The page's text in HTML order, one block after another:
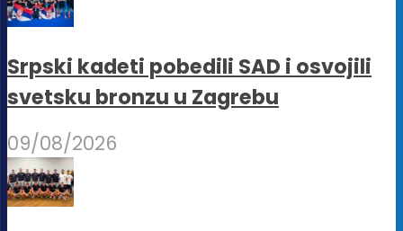
Srpski kadeti pobedili SAD i osvojili
svetsku bronzu u Zagrebu
09/08/2026